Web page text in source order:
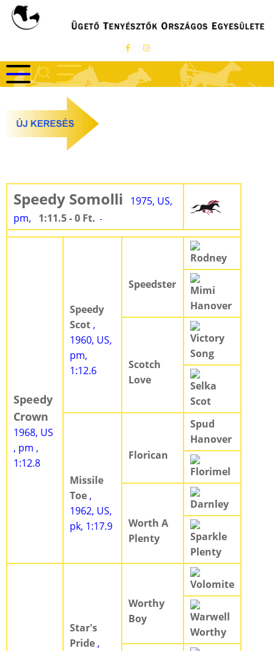
Ugrás
Speedy Somolli
1975, US,
pm,
1:11.5 - 0 Ft. -
Speedy
Crown
1968, US
, pm ,
1:12.8
Speedy
Scot ,
1960, US,
pm,
1:12.6
Speedster
Rodney
Mimi
Hanover
Scotch
Love
Victory
Song
Selka
Scot
Missile
Toe ,
1962, US,
pk, 1:17.9
Florican
Spud
Hanover
Florimel
Worth A
Plenty
Darnley
Sparkle
Plenty
Star's
Pride ,
Worthy
Boy
Volomite
Warwell
Worthy